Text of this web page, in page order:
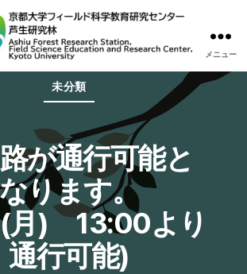
生
研
究
メニュー
カ
テ
ゴ
未分類
が通行可能と
ります。
月) 13:00より
通行可能)